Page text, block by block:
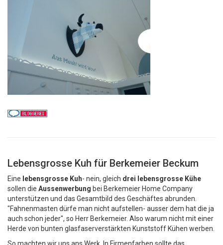
Lebensgrosse Kuh für Berkemeier Beckum
Eine lebensgrosse Kuh- nein, gleich drei lebensgrosse Kühe
sollen die Aussenwerbung bei Berkemeier Home Company
unterstützen und das Gesamtbild des Geschäftes abrunden.
"Fahnenmasten dürfe man nicht aufstellen- ausser dem hat die ja
auch schon jeder", so Herr Berkemeier. Also warum nicht mit einer
Herde von bunten glasfaserverstärkten Kunststoff Kühen werben.